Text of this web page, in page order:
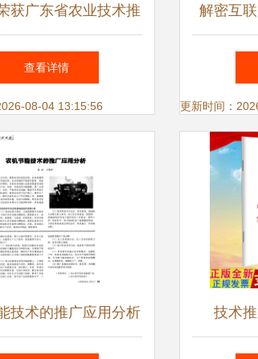
获广东省农业技术推
奖 科技引领绿色农业
新发展
查看详情
08-04 13:15:56
解密互
推广
更新时间：
技术的推广应用分析 技术